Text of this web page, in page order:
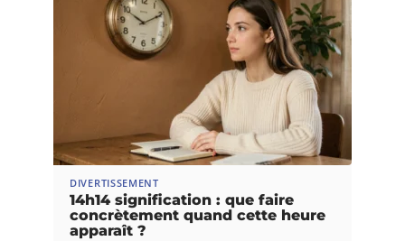
DIVERTISSEMENT
14h14 signification : que faire
concrètement quand cette heure
apparaît ?